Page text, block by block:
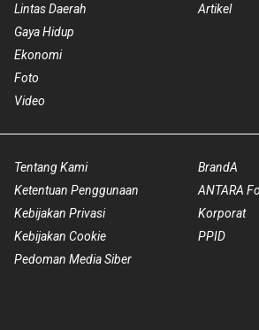
Lintas Daerah
Gaya Hidup
Ekonomi
Foto
Video
Artikel
Tentang Kami
Ketentuan Penggunaan
Kebijakan Privasi
Kebijakan Cookie
Pedoman Media Siber
BrandA
ANTARA
Korporat
PPID